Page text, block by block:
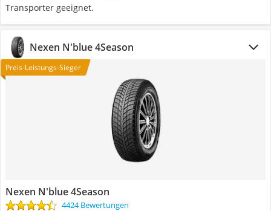
Transporter geeignet.
Nexen N'blue 4Season
Preis-Leistungs-Sieger
Nexen N'blue 4Season
4424 Bewertungen